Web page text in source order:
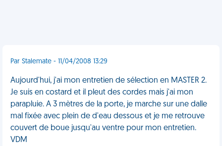
Par Stalemate - 11/04/2008 13:29
Aujourd'hui, j'ai mon entretien de sélection en MASTER 2.
Je suis en costard et il pleut des cordes mais j'ai mon
parapluie. A 3 mètres de la porte, je marche sur une dalle
mal fixée avec plein de d'eau dessous et je me retrouve
couvert de boue jusqu'au ventre pour mon entretien.
VDM